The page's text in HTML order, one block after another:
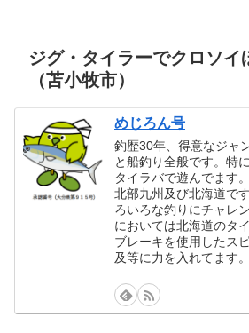
ジグ・タイラーでクロソイ
（苫小牧市）
めじろん号
釣歴30年、得意なジャ
と船釣り全般です。特
タイラバで遊んでます
北部九州及び北海道で
ろいろな釣りにチャレ
においては北海道のタ
ブレーキを使用したス
及等に力を入れてます。